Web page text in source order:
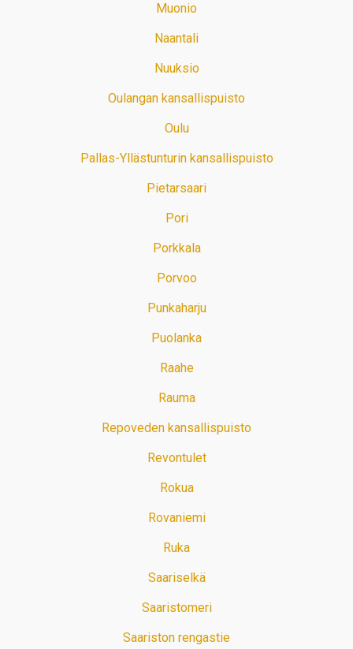
Muonio
Naantali
Nuuksio
Oulangan kansallispuisto
Oulu
Pallas-Yllästunturin kansallispuisto
Pietarsaari
Pori
Porkkala
Porvoo
Punkaharju
Puolanka
Raahe
Rauma
Repoveden kansallispuisto
Revontulet
Rokua
Rovaniemi
Ruka
Saariselkä
Saaristomeri
Saariston rengastie